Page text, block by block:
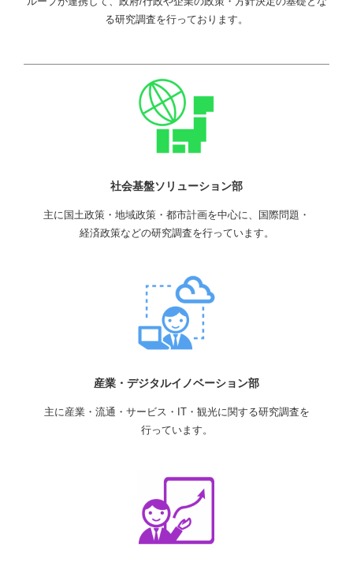
る研究調査を行っております。
社会基盤ソリューション部
主に国土政策・地域政策・都市計画を中心に、国際問題・
経済政策などの研究調査を行っています。
産業・デジタルイノベーション部
主に産業・流通・サービス・IT・観光に関する研究調査を
行っています。